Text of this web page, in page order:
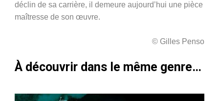
déclin de sa carrière, il demeure aujourd’hui une pièce
maîtresse de son œuvre.
© Gilles Penso
À découvrir dans le même genre…